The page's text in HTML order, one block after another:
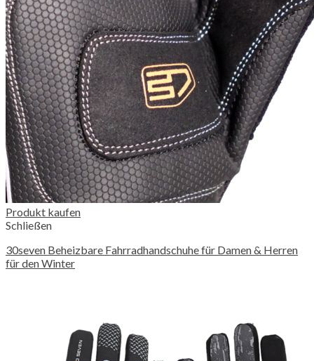
Produkt kaufen
Schließen
30seven Beheizbare Fahrradhandschuhe für Damen & Herren
für den Winter